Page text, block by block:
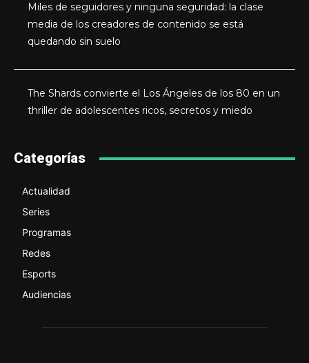
Miles de seguidores y ninguna seguridad: la clase
media de los creadores de contenido se está
quedando sin suelo
The Shards convierte el Los Ángeles de los 80 en un
thriller de adolescentes ricos, secretos y miedo
Categorías
Actualidad
Series
Programas
Redes
Esports
Audiencias